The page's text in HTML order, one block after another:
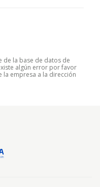
de la base de datos de
algún error por favor
empresa a la dirección